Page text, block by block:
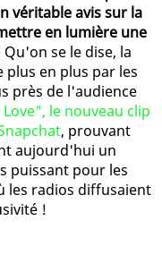
véritable avis sur la
en lumière une
Qu'on se le dise, la
en plus par les
près de l'audience
le nouveau clip
, prouvant
aujourd'hui un
puissant pour les
les radios diffusaient
!